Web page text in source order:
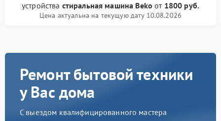
устройства стиральная машина Beko от 1800 руб.
Цена актуальна на текущую дату 10.08.2026
Ремонт бытовой техники
у Вас дома
С выездом квалифицированного мастера